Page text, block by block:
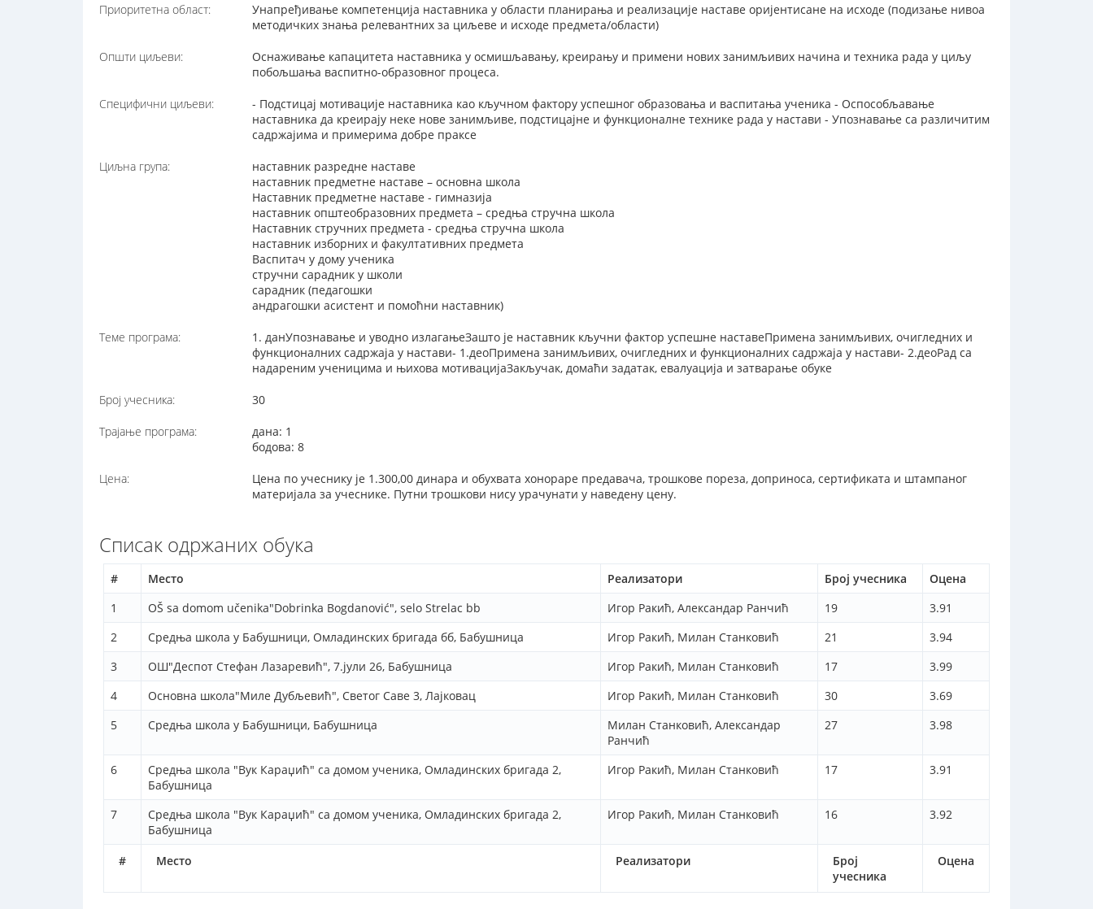
Приоритетна област:
Унапређивање компетенција наставника у области планирања и реализације наставе оријентисане на исходе (подизање нивоа
методичких знања релевантних за циљеве и исходе предмета/области)
Општи циљеви:
Оснаживање капацитета наставника у осмишљавању, креирању и примени нових занимљивих начина и техника рада у циљу
побољшања васпитно-образовног процеса.
Специфични циљеви:
- Подстицај мотивације наставника као кључном фактору успешног образовања и васпитања ученика - Оспособљавање
наставника да креирају неке нове занимљиве, подстицајне и функционалне технике рада у настави - Упознавање са различитим
садржајима и примерима добре праксе
Циљна група:
наставник разредне наставе
наставник предметне наставе – основна школа
Наставник предметне наставе - гимназија
наставник општеобразовних предмета – средња стручна школа
Наставник стручних предмета - средња стручна школа
наставник изборних и факултативних предмета
Васпитач у дому ученика
стручни сарадник у школи
сарадник (педагошки
андрагошки асистент и помоћни наставник)
Теме програма:
1. данУпознавање и уводно излагањеЗашто је наставник кључни фактор успешне наставеПримена занимљивих, очигледних и
функционалних садржаја у настави- 1.деоПримена занимљивих, очигледних и функционалних садржаја у настави- 2.деоРад са
надареним ученицима и њихова мотивацијаЗакључак, домаћи задатак, евалуација и затварање обуке
Број учесника: 30
Трајање програма:
дана: 1
бодова: 8
Цена:
Цена по учеснику је 1.300,00 динара и обухвата хонораре предавача, трошкове пореза, доприноса, сертификата и штампаног
материјала за учеснике. Путни трошкови нису урачунати у наведену цену.
Списак одржаних обука
# Место Реализатори Број учесника Оцена
# Место Реализатори
Број
учесника
Оцена
1 OŠ sa domom učenika"Dobrinka Bogdanović", selo Strelac bb Игор Ракић, Александар Ранчић 19
3.91
2
Средња школа у Бабушници, Омладинских бригада бб, Бабушница Игор Ракић, Милан Станковић 21
3.94
3
ОШ"Деспот Стефан Лазаревић", 7.јули 26, Бабушница Игор Ракић, Милан Станковић 17
3.99
4
Основна школа"Миле Дубљевић", Светог Саве 3, Лајковац Игор Ракић, Милан Станковић 30
3.69
5
Средња школа у Бабушници, Бабушница
Милан Станковић, Александар
Ранчић
27 3.98
6
Средња школа "Вук Караџић" са домом ученика, Омладинских бригада 2,
Бабушница
Игор Ракић, Милан Станковић 17 3.91
7
Средња школа "Вук Караџић" са домом ученика, Омладинских бригада 2,
Бабушница
Игор Ракић, Милан Станковић 16 3.92